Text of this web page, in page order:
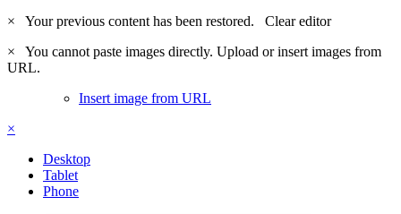
×
Your previous content has been restored. Clear editor
×
You cannot paste images directly. Upload or insert images from
URL.
Insert image from URL
×
Desktop
Tablet
Phone